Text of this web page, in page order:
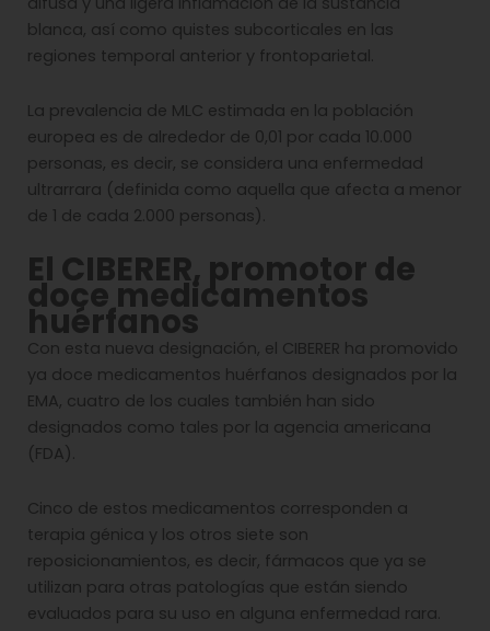
blanca, así como quistes subcorticales en las
regiones temporal anterior y frontoparietal.
La prevalencia de MLC estimada en la población
europea es de alrededor de 0,01 por cada 10.000
personas, es decir, se considera una enfermedad
ultrarrara (definida como aquella que afecta a menor
de 1 de cada 2.000 personas).
El CIBERER, promotor de
doce medicamentos
huérfanos
Con esta nueva designación, el CIBERER ha promovido
ya doce medicamentos huérfanos designados por la
EMA, cuatro de los cuales también han sido
designados como tales por la agencia americana
(FDA).
Cinco de estos medicamentos corresponden a
terapia génica y los otros siete son
reposicionamientos, es decir, fármacos que ya se
utilizan para otras patologías que están siendo
evaluados para su uso en alguna enfermedad rara.